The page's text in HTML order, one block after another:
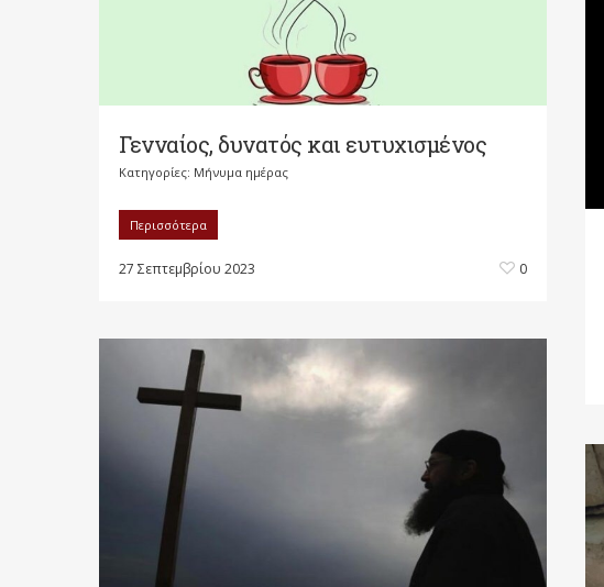
Γενναίος, δυνατός και ευτυχισμένος
Κατηγορίες: Μήνυμα ημέρας
Περισσότερα
27 Σεπτεμβρίου 2023 0